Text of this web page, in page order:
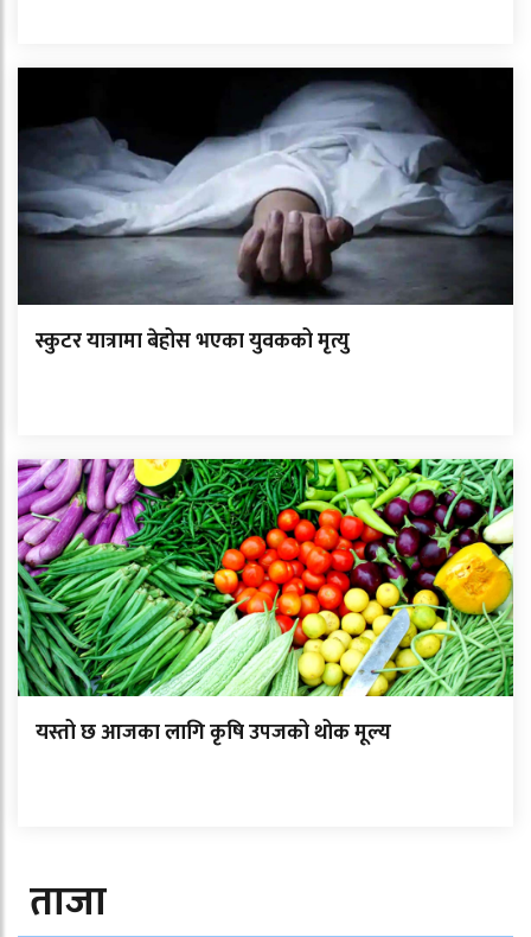
स्कुटर यात्रामा बेहोस भएका युवकको मृत्यु
यस्तो छ आजका लागि कृषि उपजको थोक मूल्य
ताजा